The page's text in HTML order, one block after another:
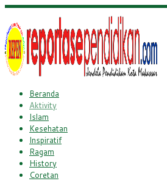
Beranda
Aktivity
Islam
Kesehatan
Inspiratif
Ragam
History
Coretan